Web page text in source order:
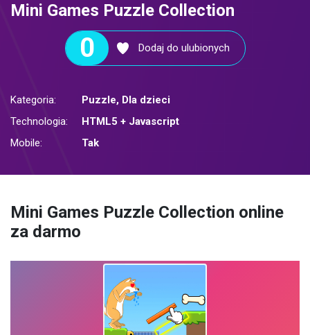
Mini Games Puzzle Collection
0 Dodaj do ulubionych
Kategoria: Puzzle, Dla dzieci
Technologia:
HTML5 + Javascript
Mobile:
Tak
Mini Games Puzzle Collection online
za darmo